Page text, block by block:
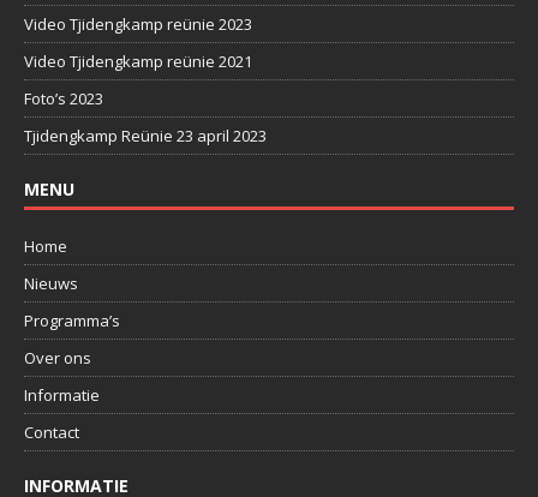
Video Tjidengkamp reünie 2023
Video Tjidengkamp reünie 2021
Foto’s 2023
Tjidengkamp Reünie 23 april 2023
MENU
Home
Nieuws
Programma’s
Over ons
Informatie
Contact
INFORMATIE